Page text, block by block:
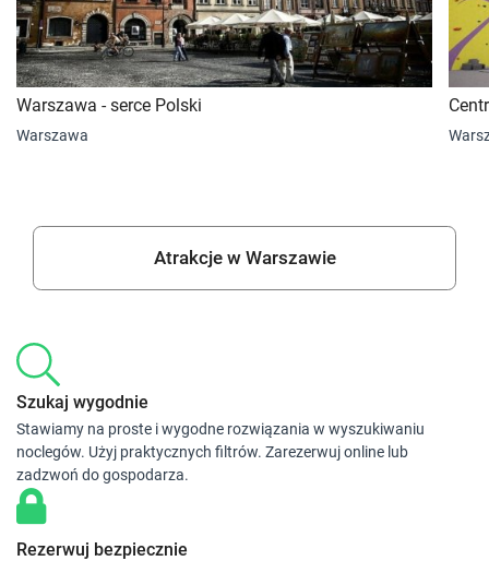
Warszawa - serce Polski
Warszawa
Atrakcje w Warszawie
Szukaj wygodnie
Stawiamy na proste i wygodne rozwiązania w wyszukiwaniu
noclegów. Użyj praktycznych filtrów. Zarezerwuj online lub
zadzwoń do gospodarza.
Rezerwuj bezpiecznie